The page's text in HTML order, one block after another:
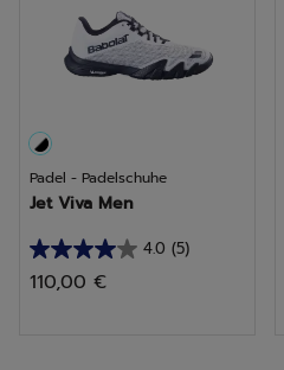
Bewertungen
Padel - Padelschuhe
Jet Viva Men
4.0 (5)
4.0
von
110,00 €